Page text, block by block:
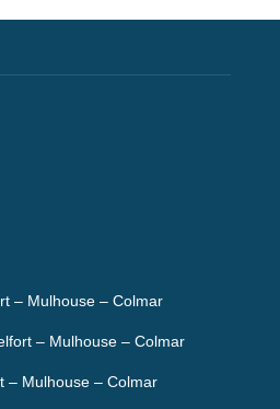
– Mulhouse – Colmar
– Mulhouse – Colmar
– Mulhouse – Colmar